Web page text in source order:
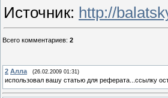
Источник: http://
Всего комментариев: 2
2 Алла (26.02.2009 01:31)
использовал вашу статью для реферата...ссылку